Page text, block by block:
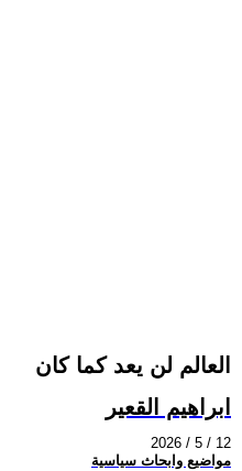
العالم لن يعد كما كان
ابراهيم القعير
2026 / 5 / 12
مواضيع وابحاث سياسية